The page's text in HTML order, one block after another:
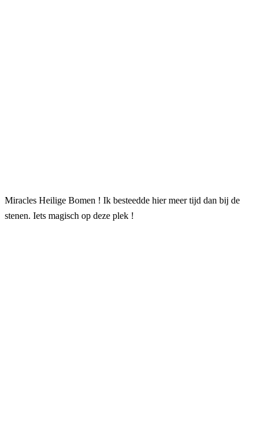
Miracles Heilige Bomen ! Ik besteedde hier meer tijd dan bij de
stenen. Iets magisch op deze plek !